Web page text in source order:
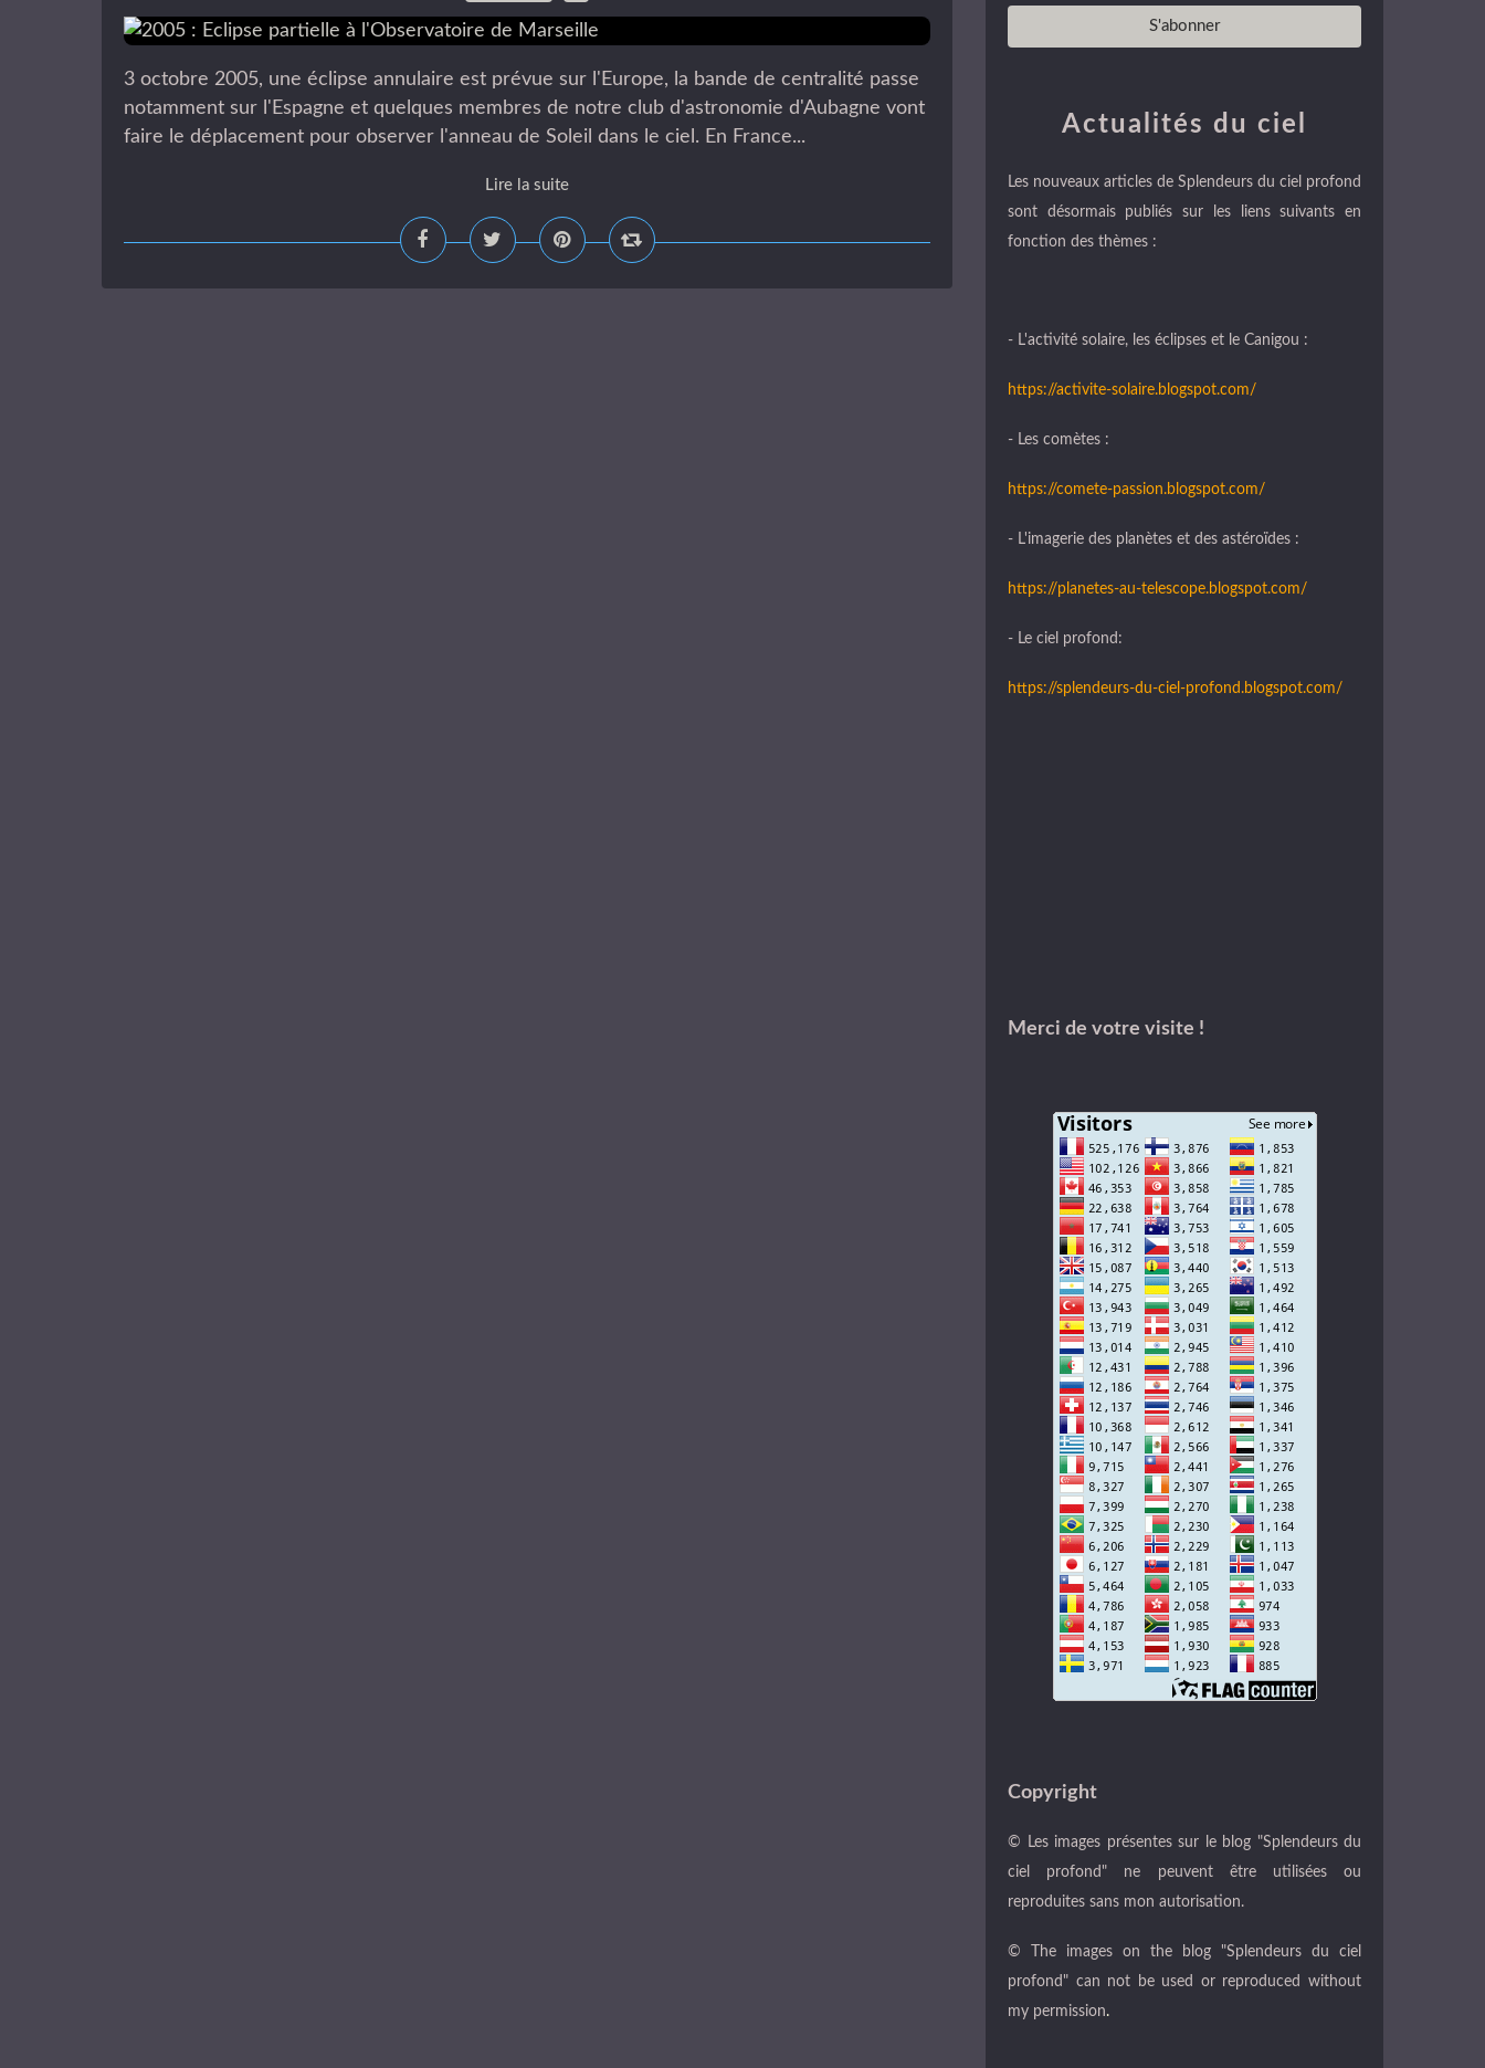
3 octobre 2005, une éclipse annulaire est prévue sur l'Europe, la bande de centralité passe
notamment sur l'Espagne et quelques membres de notre club d'astronomie d'Aubagne vont
faire le déplacement pour observer l'anneau de Soleil dans le ciel. En France...
Lire la suite
Actualités du ciel
Les nouveaux articles de Splendeurs du ciel profond
sont désormais publiés sur les liens suivants en
fonction des thèmes :
- L'activité solaire, les éclipses et le Canigou :
https://activite-solaire.blogspot.com/
- Les comètes :
https://comete-passion.blogspot.com/
- L'imagerie des planètes et des astéroïdes :
https://planetes-au-telescope.blogspot.com/
- Le ciel profond:
https://splendeurs-du-ciel-profond.blogspot.com/
Merci de votre visite !
Copyright
© Les images présentes sur le blog "Splendeurs du
ciel profond" ne peuvent être utilisées ou
reproduites sans mon autorisation.
© The images on the blog "Splendeurs du ciel
profond" can not be used or reproduced without
my permission.